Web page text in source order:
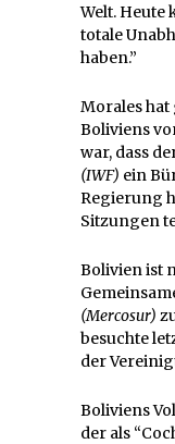
Welt. Heute
totale
haben.”
Morales hat
Boliviens
war, dass
(IWF) ein
Regierung
Sitzungen
Bolivien ist
(Mercosur)
besuchte
der
Boliviens
der als